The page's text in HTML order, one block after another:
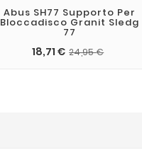
Abus SH77 Supporto Per
Bloccadisco Granit Sledg
77
18,71 € 24,95 €